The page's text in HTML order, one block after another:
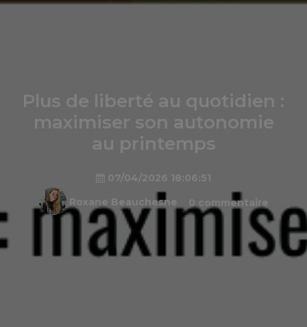
Plus de liberté au quotidien :
maximiser son autonomie
au printemps
07/04/2026 18:06:51
Roxane Beauchesne
0 commentaire